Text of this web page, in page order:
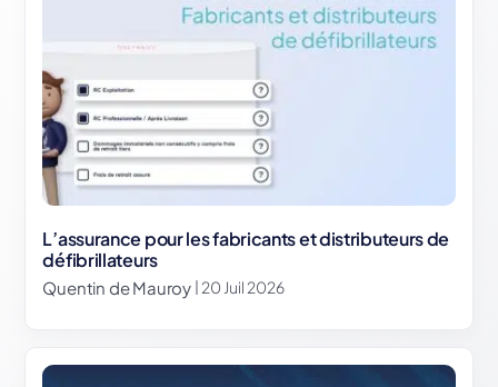
L’assurance pour les fabricants et distributeurs de
défibrillateurs
Quentin de Mauroy | 20 Juil 2026